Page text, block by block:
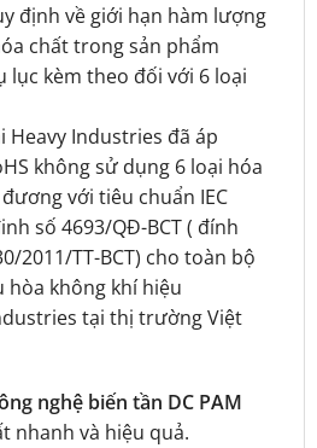
định về giới hạn hàm lượng
chất trong sản phẩm
lục kèm theo đối với 6 loại
Heavy Industries đã áp
không sử dụng 6 loại hóa
với tiêu chuẩn IEC
số 4693/QĐ-BCT ( đính
2011/TT-BCT) cho toàn bộ
hòa không khí hiệu
tại thị trường Việt
nghệ biến tần DC PAM
nhanh và hiệu quả.